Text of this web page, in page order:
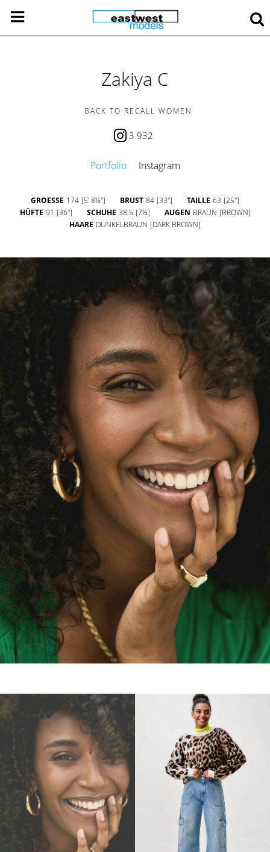
Zakiya C
BACK TO RECALL WOMEN
3 932
Portfolio Instagram
GROESSE 174 [5' 8½''] BRUST 84 [33''] TAILLE 63 [25'']
HÜFTE 91 [36''] SCHUHE 38.5 [7½] AUGEN BRAUN [BROWN]
HAARE DUNKELBRAUN [DARK BROWN]